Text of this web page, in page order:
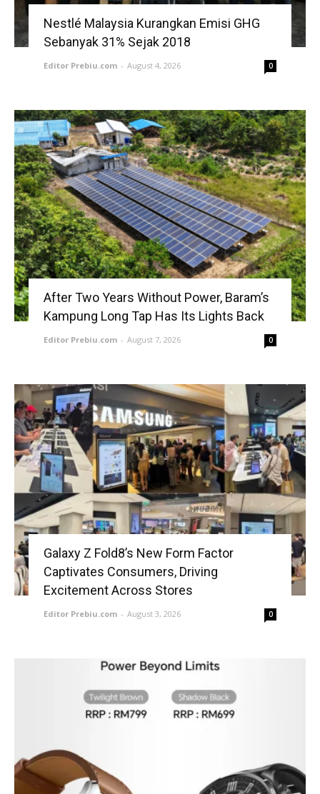
Nestlé Malaysia Kurangkan Emisi GHG
Sebanyak 31% Sejak 2018
Editor Prebiu.com - August 4, 2026 0
After Two Years Without Power, Baram’s
Kampung Long Tap Has Its Lights Back
Editor Prebiu.com - August 7, 2026 0
Galaxy Z Fold8’s New Form Factor
Captivates Consumers, Driving
Excitement Across Stores
Editor Prebiu.com - August 3, 2026 0